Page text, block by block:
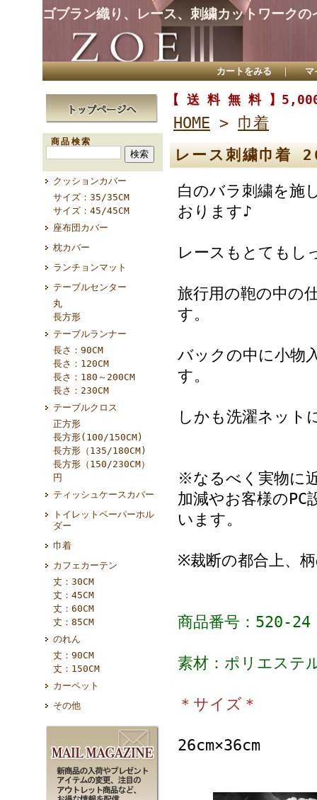
ゴブラン織り、レース、刺繍カットワーク
カートをみる ｜ マ
商品検索
クッションカバー
サイズ：35/35CM
サイズ：45/45CM
座布団カバー
枕カバー
ランチョンマット
テーブルセンター
丸
長方形
テーブルランナー
長さ：90CM
長さ：120CM
長さ：180～200CM
長さ：230CM
テーブルクロス
正方形
長方形(100/150CM)
長方形（135/180CM)
長方形（150/230CM）
円
ティッシュケースカバー
トイレットペーパーホル
ダー
巾着
カフェカーテン
丈：30CM
丈：45CM
丈：60CM
丈：85CM
のれん
丈：90CM
丈：150CM
カーペット
その他
【 送 料 無 料 】5,000
HOME > 巾着
レース刺繍巾着
白のバラ刺繍を施
おります♪
レースもとてもし
旅行用の鞄の中の
す。
バックの中に小物
す。
しかも洗濯ネット
※なるべく実物に
加減やお客様のPC
います。
※裁断の都合上、
商品番号：520-24
素材：ポリエステ
＊サイズ＊
26cm×36cm